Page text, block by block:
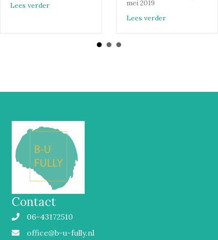
Lees verderabout Jouw persoonlijke stijl in 5 stappen
mei 2019
Lees verderabout 11
Contact
Mobiel06-43172510
Emailoffice@b-u-fully.nl